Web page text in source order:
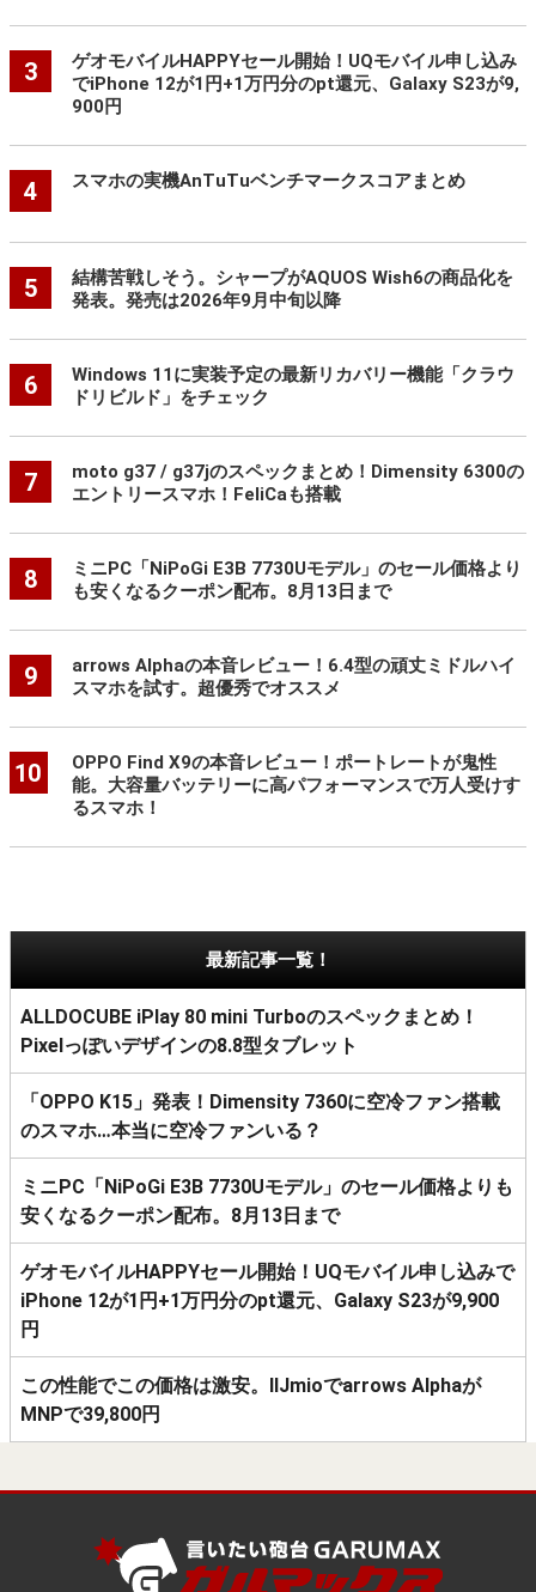
3
ゲオモバイルHAPPYセール開始！UQモバイル申し込み
でiPhone 12が1円+1万円分のpt還元、Galaxy S23が9,
900円
4 スマホの実機AnTuTuベンチマークスコアまとめ
5
結構苦戦しそう。シャープがAQUOS Wish6の商品化を
発表。発売は2026年9月中旬以降
6
Windows 11に実装予定の最新リカバリー機能「クラウ
ドリビルド」をチェック
7
moto g37 / g37jのスペックまとめ！Dimensity 6300の
エントリースマホ！FeliCaも搭載
8
ミニPC「NiPoGi E3B 7730Uモデル」のセール価格より
も安くなるクーポン配布。8月13日まで
9
arrows Alphaの本音レビュー！6.4型の頑丈ミドルハイ
スマホを試す。超優秀でオススメ
10
OPPO Find X9の本音レビュー！ポートレートが鬼性
能。大容量バッテリーに高パフォーマンスで万人受けす
るスマホ！
最新記事一覧！
ALLDOCUBE iPlay 80 mini Turboのスペックまとめ！
Pixelっぽいデザインの8.8型タブレット
「OPPO K15」発表！Dimensity 7360に空冷ファン搭載
のスマホ…本当に空冷ファンいる？
ミニPC「NiPoGi E3B 7730Uモデル」のセール価格よりも
安くなるクーポン配布。8月13日まで
ゲオモバイルHAPPYセール開始！UQモバイル申し込みで
iPhone 12が1円+1万円分のpt還元、Galaxy S23が9,900
円
この性能でこの価格は激安。IIJmioでarrows Alphaが
MNPで39,800円